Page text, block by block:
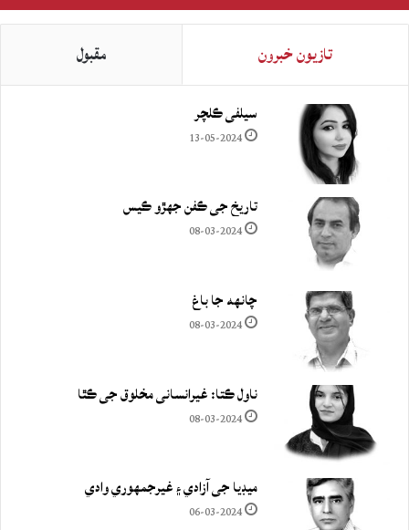
تازيون خبرون مقبول
سيلفي ڪلچر
13-05-2024
تاريخ جي ڪفن جھڙو ڪيس
08-03-2024
چانهه جا باغ
08-03-2024
ناول ڪتا: غيرانساني مخلوق جي ڪٿا
08-03-2024
ميڊيا جي آزادي ۽ غيرجمھوري وادي
06-03-2024